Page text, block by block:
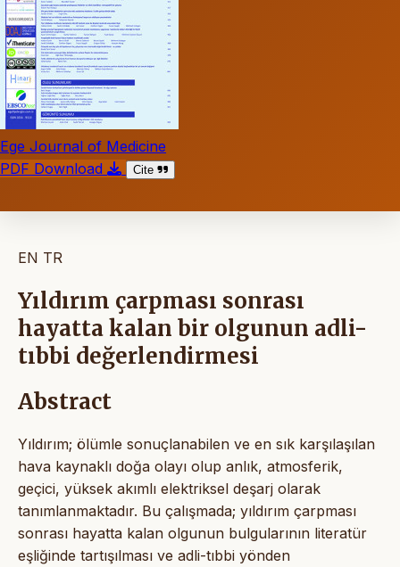
Ege Journal of Medicine
PDF Download
Cite
EN TR
Yıldırım çarpması sonrası
hayatta kalan bir olgunun adli-
tıbbi değerlendirmesi
Abstract
Yıldırım; ölümle sonuçlanabilen ve en sık karşılaşılan
hava kaynaklı doğa olayı olup anlık, atmosferik,
geçici, yüksek akımlı elektriksel deşarj olarak
tanımlanmaktadır. Bu çalışmada; yıldırım çarpması
sonrası hayatta kalan olgunun bulgularının literatür
eşliğinde tartışılması ve adli-tıbbi yönden